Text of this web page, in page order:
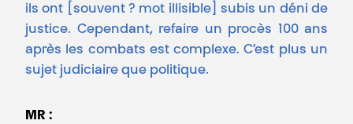
ils ont [souvent ? mot illisible] subis un déni de
justice. Cependant, refaire un procès 100 ans
après les combats est complexe. C’est plus un
sujet judiciaire que politique.
MR :